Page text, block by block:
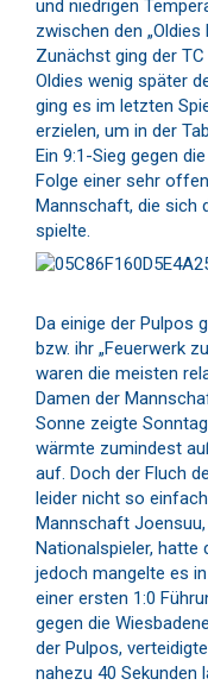
und niedrigen
zwischen den „Oldies
Zunächst ging der
Oldies wenig später
ging es im letzten
erzielen, um in der
Ein 9:1-Sieg gegen
Folge einer sehr
Mannschaft, die sich
spielte.
Da einige der Pulpos
bzw. ihr „Feuerwerk
waren die meisten
Damen der
Sonne zeigte
wärmte zumindest
auf. Doch der Fluch
leider nicht so
Mannschaft
Nationalspieler, hatte
jedoch mangelte es
einer ersten 1:0
gegen die
der Pulpos,
nahezu 40 Sekunden